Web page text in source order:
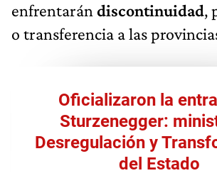
enfrentarán discontinuidad,
o transferencia a las
Oficializaron la
Sturzenegger:
Desregulación y
del Estado